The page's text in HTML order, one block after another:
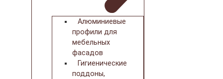
Алюминиевые
профили для
мебельных
фасадов
Гигиенические
поддоны,